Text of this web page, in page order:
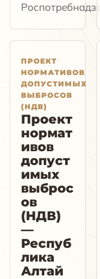
ПРОЕКТ
НОРМАТИВОВ
ДОПУСТИМЫХ
ВЫБРОСОВ
(НДВ)
Проект
нормат
ивов
допуст
имых
выброс
ов
(НДВ)
—
Респуб
лика
Алтай